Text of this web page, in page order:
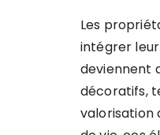
Les
intégrer
deviennent
décoratifs,
valorisation